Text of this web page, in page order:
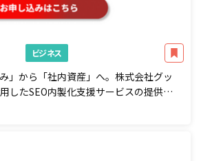
ビジネス
」から「社内資産」へ。株式会社グッ
したSEO内製化支援サービスの提供を